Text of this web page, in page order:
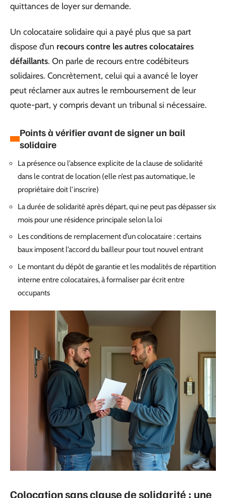
quittances de loyer sur demande.
Un colocataire solidaire qui a payé plus que sa part
dispose d’un recours contre les autres colocataires
défaillants. On parle de recours entre codébiteurs
solidaires. Concrètement, celui qui a avancé le loyer
peut réclamer aux autres le remboursement de leur
quote-part, y compris devant un tribunal si nécessaire.
Points à vérifier avant de signer un bail
solidaire
La présence ou l’absence explicite de la clause de solidarité
dans le contrat de location (elle n’est pas automatique, le
propriétaire doit l’inscrire)
La durée de solidarité après départ, qui ne peut pas dépasser six
mois pour une résidence principale selon la loi
Les conditions de remplacement d’un colocataire : certains
baux imposent l’accord du bailleur pour tout nouvel entrant
Le montant du dépôt de garantie et les modalités de répartition
interne entre colocataires, à formaliser par écrit entre
occupants
Colocation sans clause de solidarité : une